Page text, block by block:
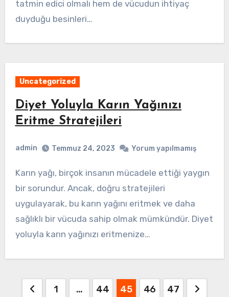
tatmin edici olmalı hem de vücudun ihtiyaç
duyduğu besinleri…
Uncategorized
Diyet Yoluyla Karın Yağınızı
Eritme Stratejileri
admin Temmuz 24, 2023 Yorum yapılmamış
Karın yağı, birçok insanın mücadele ettiği yaygın
bir sorundur. Ancak, doğru stratejileri
uygulayarak, bu karın yağını eritmek ve daha
sağlıklı bir vücuda sahip olmak mümkündür. Diyet
yoluyla karın yağınızı eritmenize…
Yazı
1 … 44 45 46 47